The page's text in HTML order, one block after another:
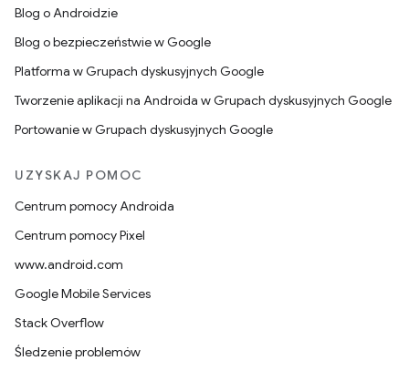
Blog o Androidzie
Blog o bezpieczeństwie w Google
Platforma w Grupach dyskusyjnych Google
Tworzenie aplikacji na Androida w Grupach dyskusyjnych Google
Portowanie w Grupach dyskusyjnych Google
UZYSKAJ POMOC
Centrum pomocy Androida
Centrum pomocy Pixel
www.android.com
Google Mobile Services
Stack Overflow
Śledzenie problemów